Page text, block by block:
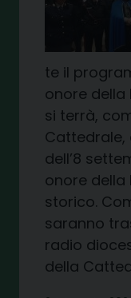
te il
onore della
si terrà,
Cattedrale,
dell’8
onore della
storico.
saranno
radio
della